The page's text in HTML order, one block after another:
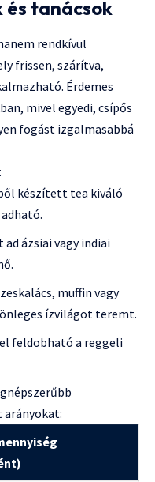
tanácsok
rendkívül
frissen, szárítva,
Érdemes
mivel egyedi, csípős
fogást izgalmasabbá
készített tea kiváló
ázsiai vagy indiai
muffin vagy
ízvilágot teremt.
feldobható a reggeli
arányokat: